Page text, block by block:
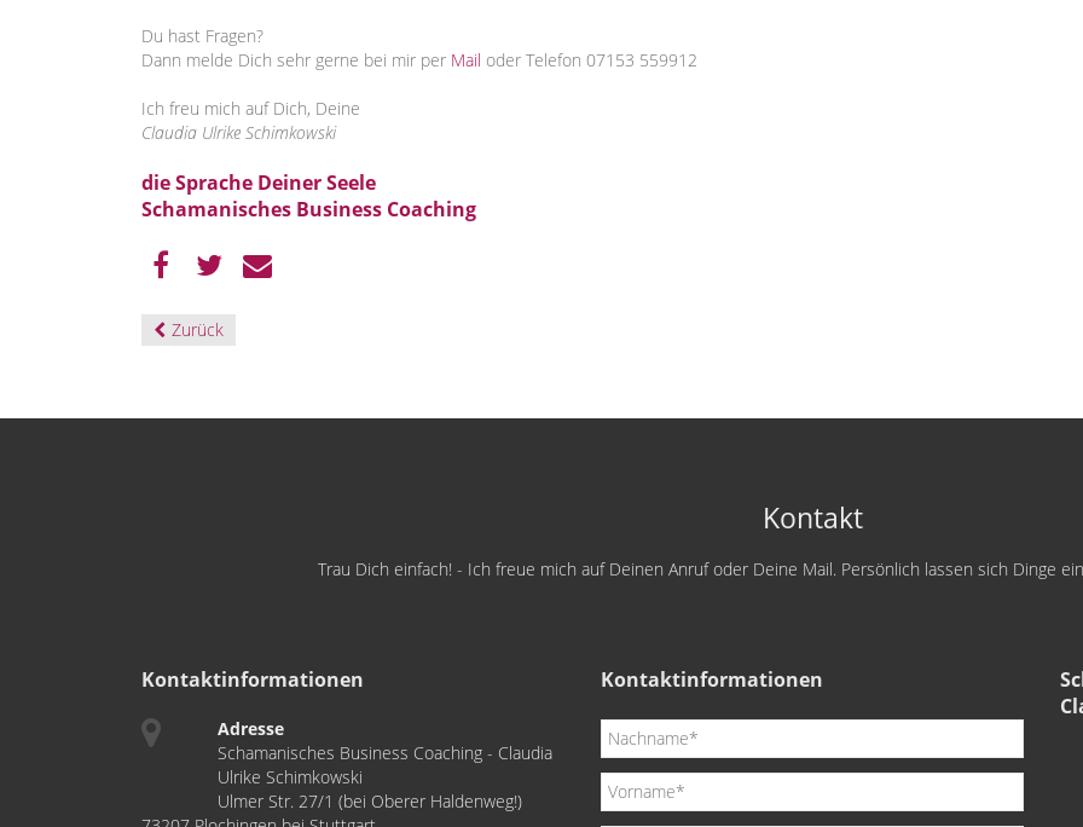
Du hast Fragen?
Dann melde Dich sehr gerne bei mir per Mail oder Telefon 07153 559912
Ich freu mich auf Dich, Deine
Claudia Ulrike Schimkowski
die Sprache Deiner Seele
Schamanisches Business Coaching
Zurück
Kontakt
Trau Dich einfach! - Ich freue mich auf Deinen Anruf oder Deine Mail. Persönlich lassen sich Dinge
Kontaktinformationen
Adresse
Schamanisches Business Coaching - Claudia
Ulrike Schimkowski
Ulmer Str. 27/1 (bei Oberer Haldenweg!)
Kontaktinformationen